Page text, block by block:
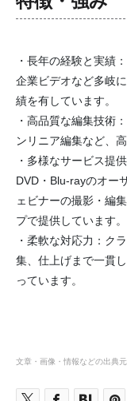
・長年の経験と実績
企業ビデオなど多岐
績を有しています。
・高品質な編集技術
ンリニア編集など、
・多様なサービス提
DVD・Blu-rayのオー
ェビナーの撮影・編
プで提供しています。
・柔軟な対応力：ク
集、仕上げまで一貫
っています。
文章・画像・情報などの出典元